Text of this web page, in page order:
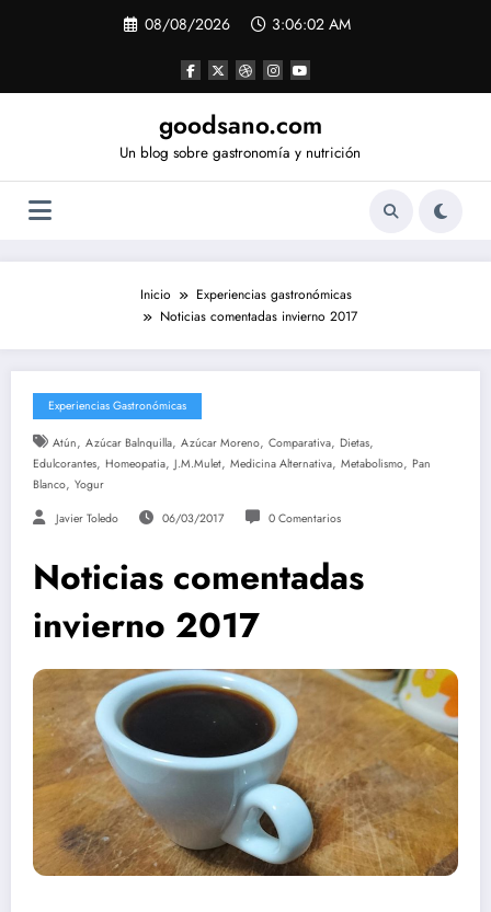
08/08/2026 3:06:02 AM
goodsano.com
Un blog sobre gastronomía y nutrición
Inicio
Experiencias gastronómicas
Noticias comentadas invierno 2017
Experiencias Gastronómicas
Atún, Azúcar Balnquilla, Azúcar Moreno, Comparativa, Dietas,
Edulcorantes, Homeopatia, J.M.Mulet, Medicina Alternativa, Metabolismo, Pan
Blanco, Yogur
Javier Toledo 06/03/2017 0 Comentarios
Noticias comentadas
invierno 2017